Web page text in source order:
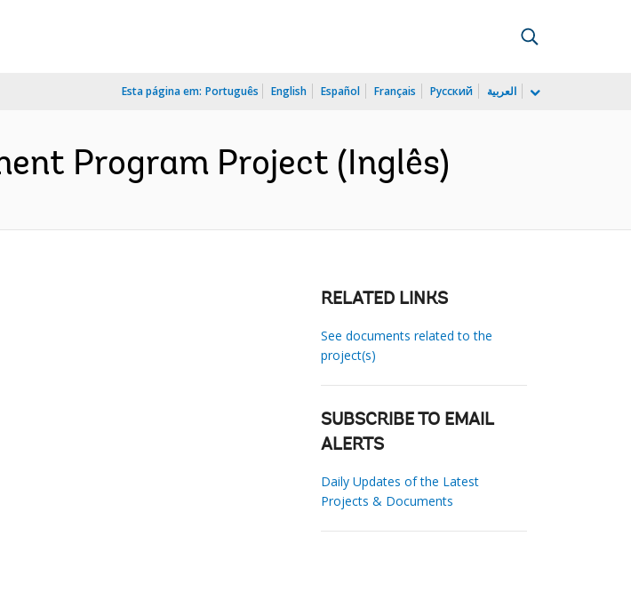
Esta página em: Português English Español Français Русский العربية
Program Project (Inglês)
RELATED LINKS
See documents related to the
project(s)
SUBSCRIBE TO EMAIL
ALERTS
Daily Updates of the Latest
Projects & Documents